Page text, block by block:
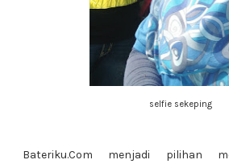
selfie sekeping
Bateriku.Com menjadi pilihan